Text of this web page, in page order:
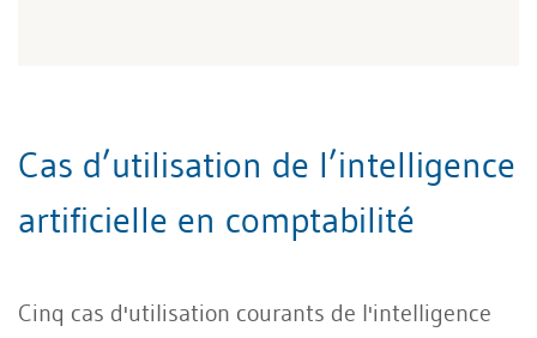
Cas d’utilisation de l’intelligence
artificielle en comptabilité
Cinq cas d'utilisation courants de l'intelligence